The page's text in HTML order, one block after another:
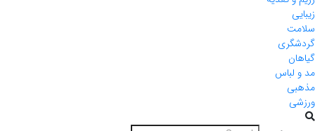
زیبایی
سلامت
گردشگری
گیاهان
مد و لباس
مذهبی
ورزشی